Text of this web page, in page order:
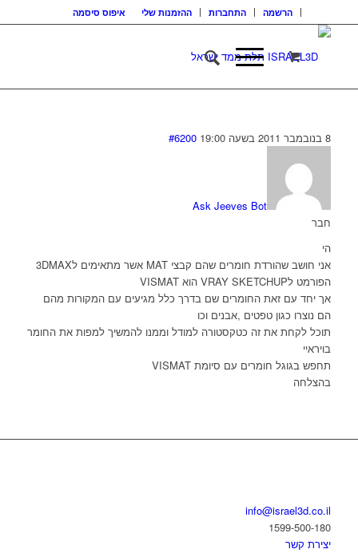
הרשמה התחברות ההזמנות שלי איפוס סיסמה
8 בנובמבר 2011 בשעה 19:00 #6200
Ask Jeeves Bot
חבר
הי
אני חושב שהורדת חומרים שהם קבצי MAT אשר מתאימים ל3DMAX
הפורמט לVRAY SKETCHUP הוא VISMAT
אך יחד עם זאת החומרים שם בדרך כלל מגיעים עם המקורות מהם
הם נוצרו כגון טפטים ,אבנים וכו
תוכל לקחת את זה כטקסטורה למודל וממנו להמשיך למפות את החומר
בויראיי
תחפש בגוגל חומרים עם סיומת VISMAT
בהצלחה
info@israel3d.co.il
1599-500-180
יצירת קשר